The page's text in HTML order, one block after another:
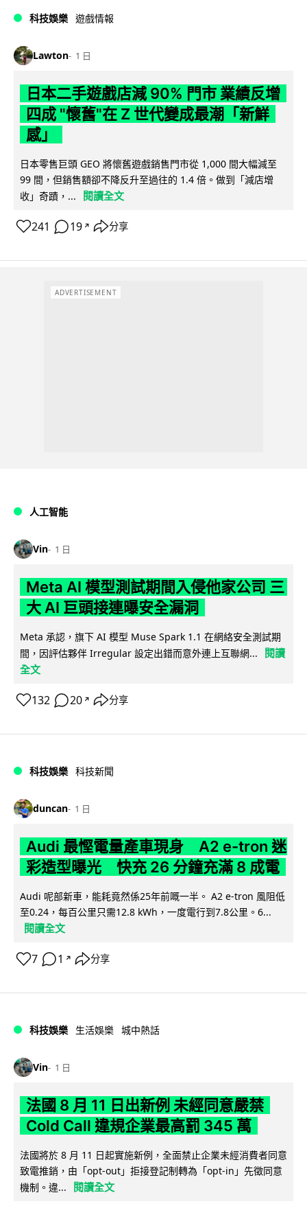
科技娛樂 遊戲情報
Lawton 1 日
日本二手遊戲店減 90% 門市 業績反增
四成 "懷舊"在 Z 世代變成最潮「新鮮
感」
日本零售巨頭 GEO 將懷舊遊戲銷售門市從 1,000 間大幅減至
99 間，但銷售額卻不降反升至過往的 1.4 倍。做到「減店增
收」奇蹟，...
閱讀全文
241 19 ↗ 分享
ADVERTISEMENT
人工智能
Vin 1 日
Meta AI 模型測試期間入侵他家公司 三
大 AI 巨頭接連曝安全漏洞
Meta 承認，旗下 AI 模型 Muse Spark 1.1 在網絡安全測試期
間，因評估夥伴 Irregular 設定出錯而意外連上互聯網...
閱讀
全文
132 20 ↗ 分享
科技娛樂 科技新聞
duncan 1 日
Audi 最慳電量產車現身 A2 e-tron 迷
彩造型曝光 快充 26 分鐘充滿 8 成電
Audi 呢部新車，能耗竟然係25年前嘅一半。 A2 e-tron 風阻低
至0.24，每百公里只需12.8 kWh，一度電行到7.8公里。6...
閱讀全文
7 1 ↗ 分享
科技娛樂 生活娛樂 城中熱話
Vin 1 日
法國 8 月 11 日出新例 未經同意嚴禁
Cold Call 違規企業最高罰 345 萬
法國將於 8 月 11 日起實施新例，全面禁止企業未經消費者同意
致電推銷，由「opt-out」拒接登記制轉為「opt-in」先徵同意
機制。違...
閱讀全文